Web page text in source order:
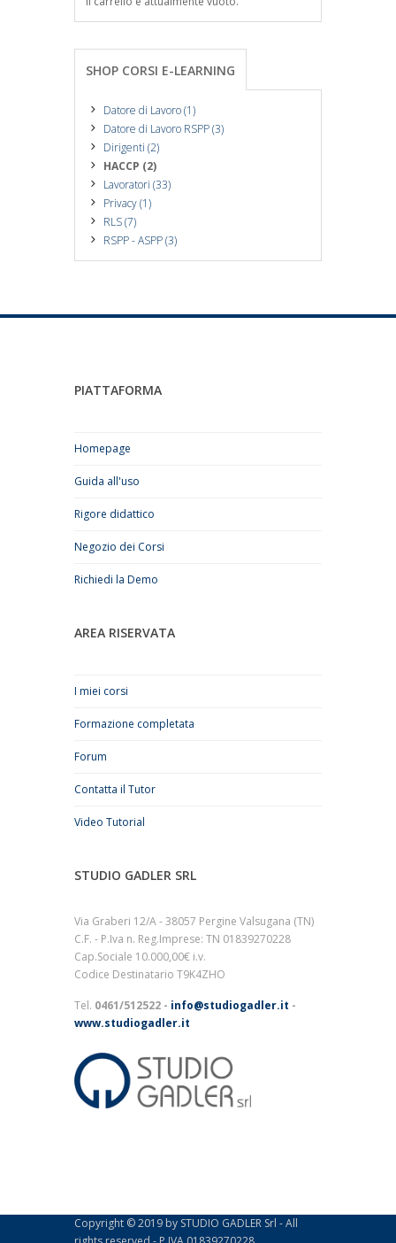
SHOP CORSI E-LEARNING
Datore di Lavoro (1)
Datore di Lavoro RSPP (3)
Dirigenti (2)
HACCP (2)
Lavoratori (33)
Privacy (1)
RLS (7)
RSPP - ASPP (3)
PIATTAFORMA
Homepage
Guida all'uso
Rigore didattico
Negozio dei Corsi
Richiedi la Demo
AREA RISERVATA
I miei corsi
Formazione completata
Forum
Contatta il Tutor
Video Tutorial
STUDIO GADLER SRL
Via Graberi 12/A - 38057 Pergine Valsugana (TN)
C.F. - P.Iva n. Reg.Imprese: TN 01839270228
Cap.Sociale 10.000,00€ i.v.
Codice Destinatario T9K4ZHO
Tel. 0461/512522 - info@studiogadler.it -
www.studiogadler.it
Copyright © 2019 by STUDIO GADLER Srl - All